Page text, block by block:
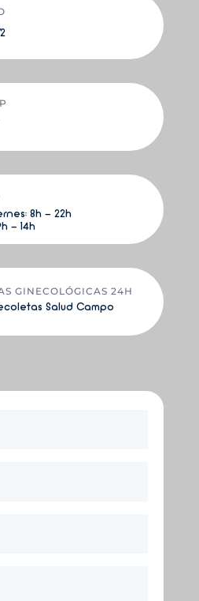
8h - 22h
- 14h
GINECOLÓGICAS 24H